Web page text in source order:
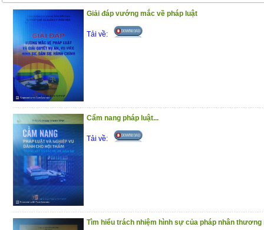
Giải đáp vướng mắc về pháp luật
Tải về:
Cẩm nang pháp luật...
Tải về:
Tìm hiểu trách nhiệm hình sự của pháp nhân thương